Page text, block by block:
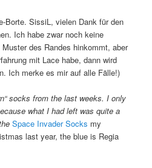
Borte. SissiL, vielen Dank für den
Ich habe zwar noch keine
des Randes hinkommt, aber
mit Lace habe, dann wird
Ich merke es mir auf alle Fälle!)
socks from the last weeks. I only
what I had left was quite a
Space Invader Socks my
last year, the blue is Regia